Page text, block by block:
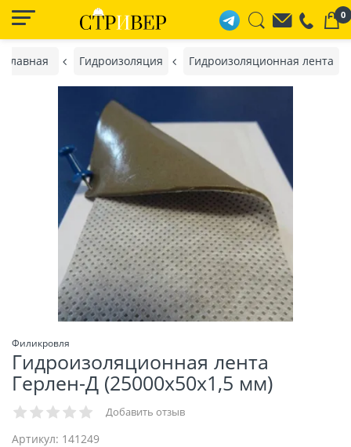
0
Главная Гидроизоляция Гидроизоляционная лента
Филикровля
Гидроизоляционная лента
Герлен-Д (25000х50х1,5 мм)
Добавить отзыв
Артикул: 141249